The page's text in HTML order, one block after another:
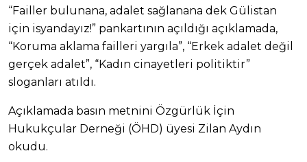
“Failler bulunana, adalet sağlanana dek Gülistan
için isyandayız!” pankartının açıldığı açıklamada,
“Koruma aklama failleri yargıla”, “Erkek adalet değil
gerçek adalet”, “Kadın cinayetleri politiktir”
sloganları atıldı.
Açıklamada basın metnini Özgürlük İçin
Hukukçular Derneği (ÖHD) üyesi Zilan Aydın
okudu.